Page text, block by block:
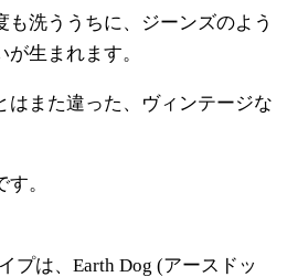
も洗ううちに、ジーンズのよう
生まれます。
はまた違った、ヴィンテージな
。
プは、Earth Dog (アースドッ